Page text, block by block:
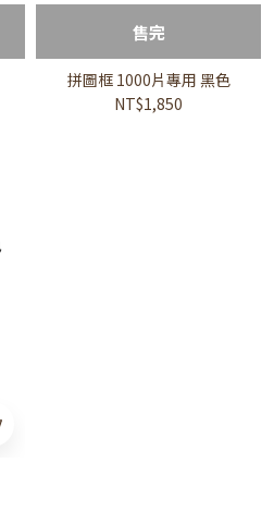
售完
拼圖框 1000片專用 黑色
NT$1,850